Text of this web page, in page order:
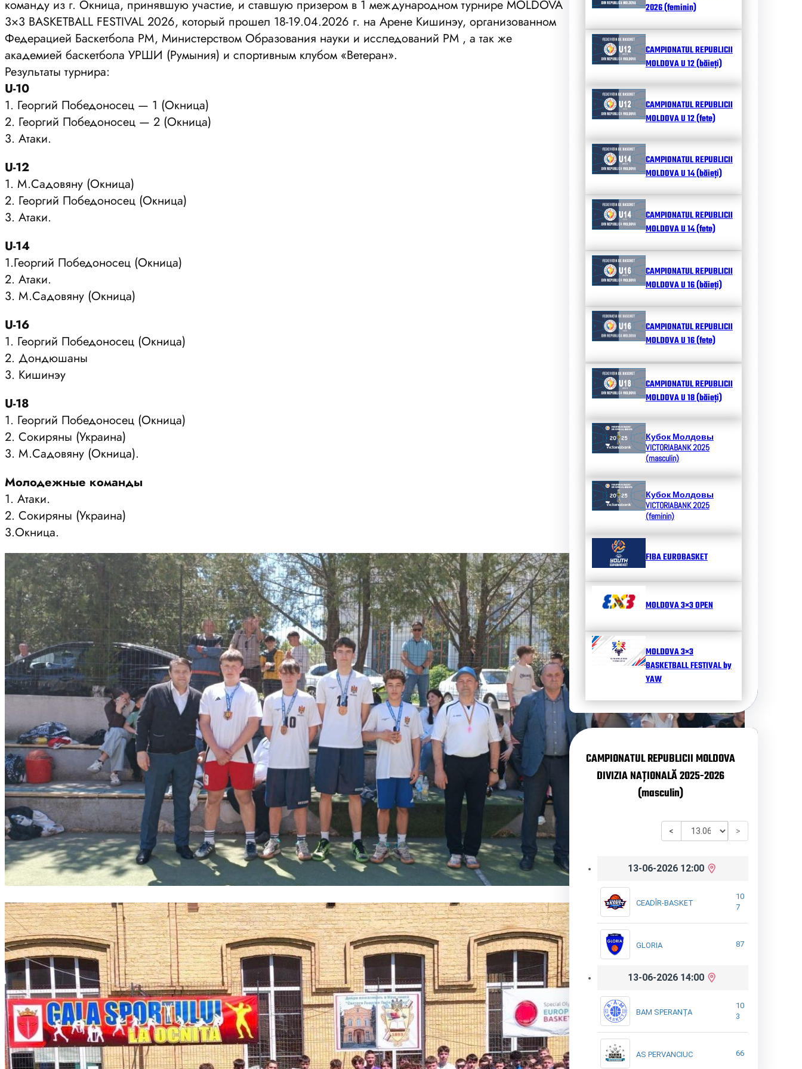
команду из г. Окница, принявшую участие, и ставшую призером в 1 международном турнире MOLDOVA
3×3 BASKETBALL FESTIVAL 2026, который прошел 18-19.04.2026 г. на Арене Кишинэу, организованном
Федерацией Баскетбола РМ, Министерством Образования науки и исследований РМ , а так же
академией баскетбола УРШИ (Румыния) и спортивным клубом «Ветеран».
Результаты турнира:
U-10
1. Георгий Победоносец — 1 (Окница)
2. Георгий Победоносец — 2 (Окница)
3. Атаки.
U-12
1. М.Садовяну (Окница)
2. Георгий Победоносец (Окница)
3. Атаки.
U-14
1.Георгий Победоносец (Окница)
2. Атаки.
3. М.Садовяну (Окница)
U-16
1. Георгий Победоносец (Окница)
2. Дондюшаны
3. Кишинэу
U-18
1. Георгий Победоносец (Окница)
2. Сокиряны (Украина)
3. М.Садовяну (Окница).
Молодежные команды
1. Атаки.
2. Сокиряны (Украина)
3.Окница.
2026 (feminin)
CAMPIONATUL REPUBLICII
MOLDOVA U 12 (băieți)
CAMPIONATUL REPUBLICII
MOLDOVA U 12 (fete)
CAMPIONATUL REPUBLICII
MOLDOVA U 14 (băieți)
CAMPIONATUL REPUBLICII
MOLDOVA U 14 (fete)
CAMPIONATUL REPUBLICII
MOLDOVA U 16 (băieți)
CAMPIONATUL REPUBLICII
MOLDOVA U 16 (fete)
CAMPIONATUL REPUBLICII
MOLDOVA U 18 (băieți)
Кубок Молдовы
VICTORIABANK 2025
(masculin)
Кубок Молдовы
VICTORIABANK 2025
(feminin)
FIBA EUROBASKET
MOLDOVA 3×3 OPEN
MOLDOVA 3×3
BASKETBALL FESTIVAL by
YAW
CAMPIONATUL REPUBLICII MOLDOVA
DIVIZIA NAȚIONALĂ 2025-2026
(masculin)
< >
13-06-2026 12:00
CEADÎR-BASKET
10
7
GLORIA 87
13-06-2026 14:00
BAM SPERANȚA
10
3
AS PERVANCIUC 66